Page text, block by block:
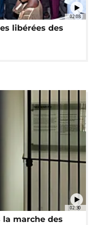
02:08
libérées des
02:30
la marche des